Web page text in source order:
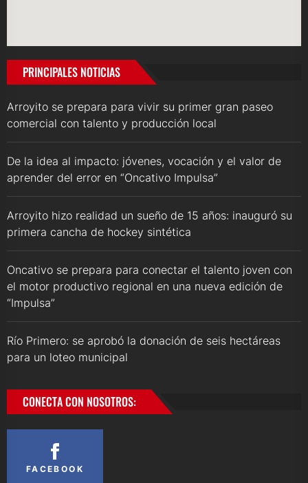
PRINCIPALES NOTICIAS
Arroyito se prepara para vivir su primer gran paseo
comercial con talento y producción local
De la idea al impacto: jóvenes, vocación y el valor de
aprender del error en “Oncativo Impulsa”
Arroyito hizo realidad un sueño de 15 años: inauguró su
primera cancha de hockey sintética
Oncativo se prepara para conectar el talento joven con
el motor productivo regional en una nueva edición de
“Impulsa”
Río Primero: se aprobó la donación de seis hectáreas
para un loteo municipal
CONECTA CON NOSOTROS:
FACEBOOK